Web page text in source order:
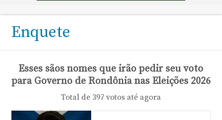
Enquete
Esses sãos nomes que irão pedir seu voto
para Governo de Rondônia nas Eleições 2026
Total de 397 votos até agora